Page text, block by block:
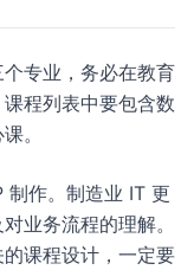
专业，务必在教育
程列表中要包含数
。
制作。制造业 IT 更
业务流程的理解。
课程设计，一定要